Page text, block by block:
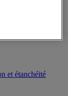
et étanchéité